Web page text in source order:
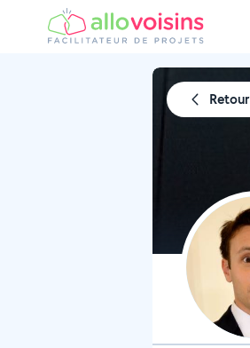
Retour